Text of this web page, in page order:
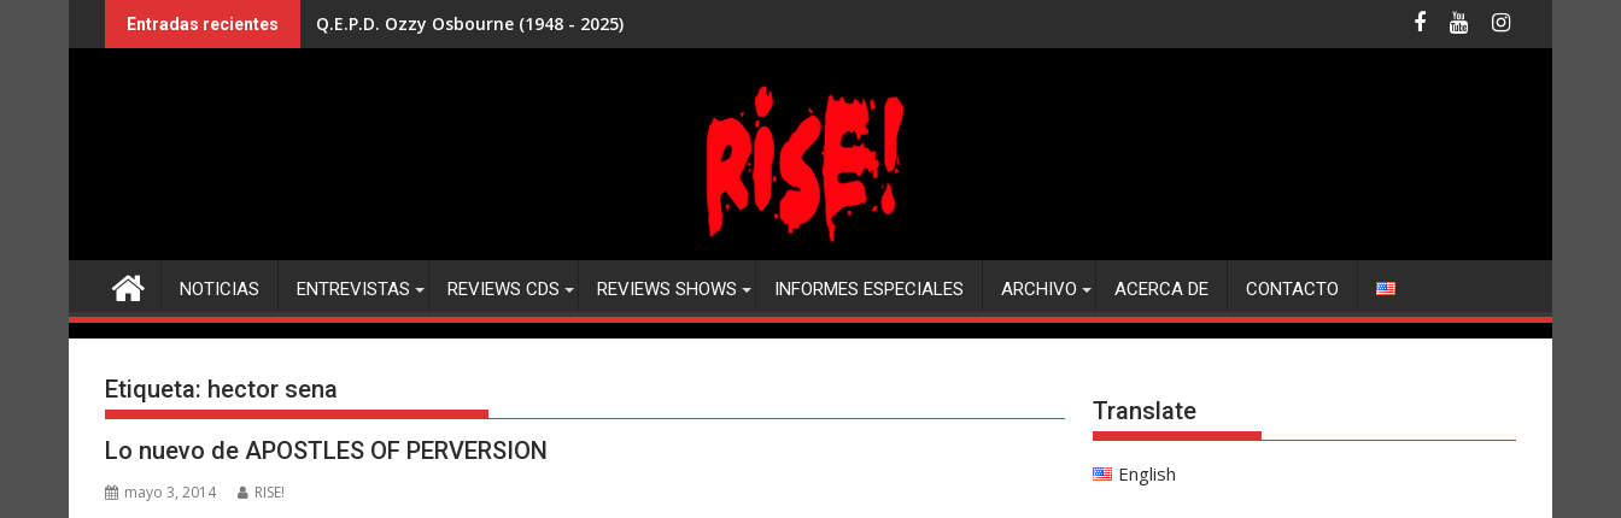
al
Entradas recientes Q.E.P.D. Ozzy Osbourne (1948 - 2025)
NOTICIAS ENTREVISTAS REVIEWS CDS REVIEWS SHOWS INFORMES ESPECIALES ARCHIVO ACERCA DE CONTACTO
Etiqueta: hector sena
Lo nuevo de APOSTLES OF PERVERSION
mayo 3, 2014 RISE!
Translate
English